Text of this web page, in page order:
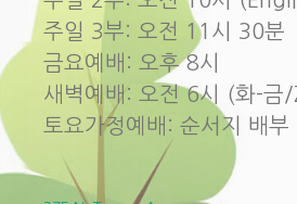
주일 3부: 오전 11시 30분
금요예배: 오후 8시
새벽예배: 오전 6시 (화-금
토요가정예배: 순서지 배부